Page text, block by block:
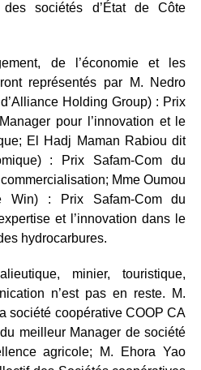
sociétés d’État de Côte
de l’économie et les
représentés par M. Nedro
Holding Group) : Prix
pour l’innovation et le
El Hadj Maman Rabiou dit
: Prix Safam-Com du
Mme Oumou
Win) : Prix Safam-Com du
et l’innovation dans le
hydrocarbures.
minier, touristique,
n’est pas en reste. M.
société coopérative COOP CA
meilleur Manager de société
agricole; M. Ehora Yao